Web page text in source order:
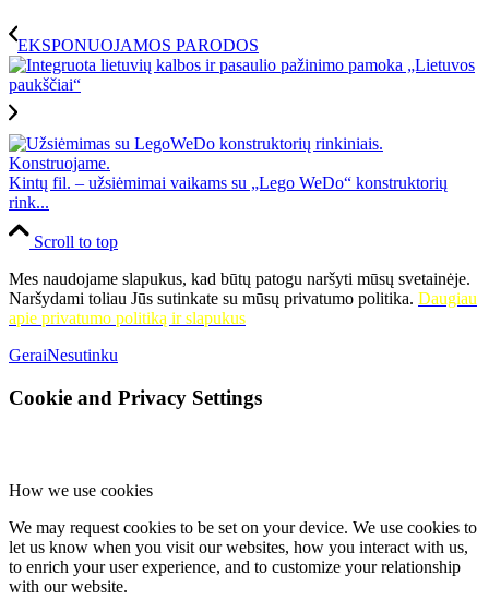
EKSPONUOJAMOS PARODOS
Kintų fil. – užsiėmimai vaikams su „Lego WeDo“ konstruktorių
rink...
Scroll to top
Mes naudojame slapukus, kad būtų patogu naršyti mūsų svetainėje.
Naršydami toliau Jūs sutinkate su mūsų privatumo politika. Daugiau
apie privatumo politiką ir slapukus
GeraiNesutinku
Cookie and Privacy Settings
How we use cookies
We may request cookies to be set on your device. We use cookies to
let us know when you visit our websites, how you interact with us,
to enrich your user experience, and to customize your relationship
with our website.